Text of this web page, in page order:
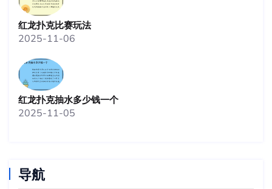
红龙扑克比赛玩法
2025-11-06
红龙扑克抽水多少钱一个
2025-11-05
导航